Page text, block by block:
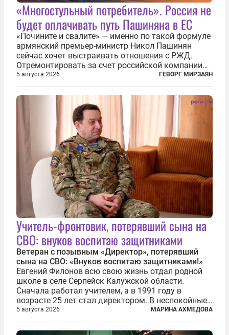
«Многостульный потребитель». Россия не
будет оплачивать путь Пашиняна в ЕС
«Почините и свалите» — именно по такой формуле
армянский премьер-министр Никол Пашинян
сейчас хочет выстраивать отношения с РЖД.
Отремонтировать за счет российской компании
железнодорожную инфраструктуру в районе
прохождения TRIPP (коридора, который должен
связать Азербайджан и Турцию через...
5 августа 2026 ГЕВОРГ МИРЗАЯН
Учитель-фронтовик, потерявший сына на
СВО: внуков воспитаю защитниками
Ветеран с позывным «Директор», потерявший
сына на СВО: «Внуков воспитаю защитниками!»
Евгений Филонов всю свою жизнь отдал родной
школе в селе Серпейск Калужской области.
Сначала работал учителем, а в 1991 году в
возрасте 25 лет стал директором. В неспокойные
90-е он сумел спасти школу от закрытия и со
временем сделал ее лучшей в районе. В 2023 году
в возрасте 57 лет вслед за сыном...
5 августа 2026 МАРИНА АХМЕДОВА